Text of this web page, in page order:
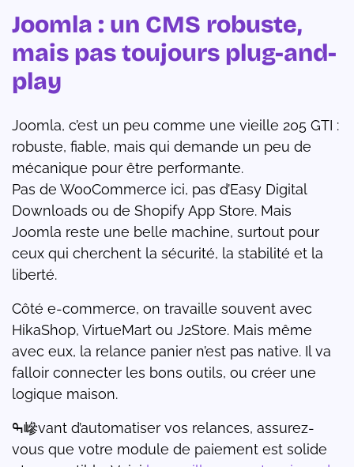
Joomla : un CMS robuste,
mais pas toujours plug-and-
play
Joomla, c’est un peu comme une vieille 205 GTI :
robuste, fiable, mais qui demande un peu de
mécanique pour être performante.
Pas de WooCommerce ici, pas d’Easy Digital
Downloads ou de Shopify App Store. Mais
Joomla reste une belle machine, surtout pour
ceux qui cherchent la sécurité, la stabilité et la
liberté.
Côté e-commerce, on travaille souvent avec
HikaShop, VirtueMart ou J2Store. Mais même
avec eux, la relance panier n’est pas native. Il va
falloir connecter les bons outils, ou créer une
logique maison.
ߒ㠁vant d’automatiser vos relances, assurez-
vous que votre module de paiement est solide